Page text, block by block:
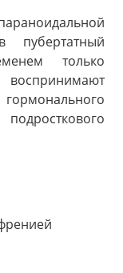
пубертатный
только